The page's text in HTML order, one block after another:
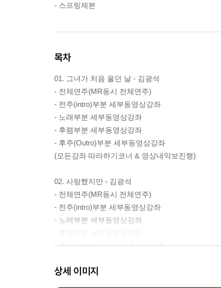
- 스프링제본
목차
01. 그녀가 처음 울던 날 - 김광석
- 전체연주(MR동시 전체연주)
- 전주(intro)부분 세부동영상강좌
- 노래부분 세부동영상강좌
- 후렴부분 세부동영상강좌
- 후주(Outro)부분 세부동영상강좌
(모든강좌 따라하기코너 & 영상내악보진행)
02. 사랑했지만 - 김광석
- 전체연주(MR동시 전체연주)
- 전주(intro)부분 세부동영상강좌
- 노래부분 세부동영상강좌
- 후주(Outro)부분 세부동영상강좌
상세 이미지